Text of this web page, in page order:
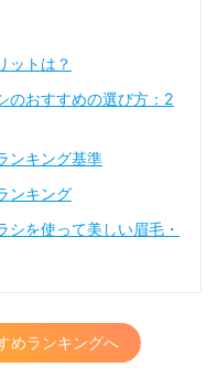
ットは？
のおすすめの選び方：2
ンキング基準
ンキング
シを使って美しい眉毛・
めランキングへ